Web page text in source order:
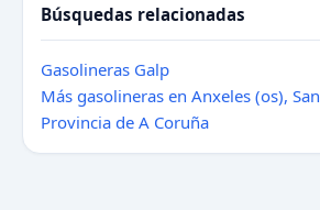
Búsquedas relacionadas
Gasolineras Galp
Más gasolineras en Anxeles (os),
Provincia de A Coruña